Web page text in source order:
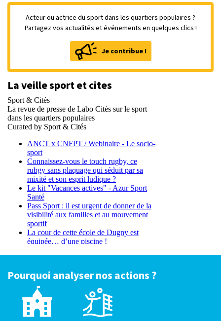
Acteur ou actrice du sport dans les quartiers populaires ?
Partagez vos actualités et événements en quelques clics !
Je contribue !
La veille sport et cites
Pourquoi analyser nos actions ?